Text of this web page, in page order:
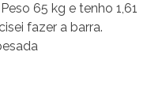
Peso 65 kg e tenho 1,61
fazer a barra.